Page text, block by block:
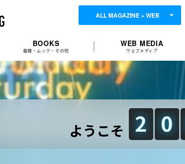
ALL MAGAZINE + WEB
BOOKS
書籍・ムック・その他
WEB MEDIA
ウェブメディア
ようこそ 2 0